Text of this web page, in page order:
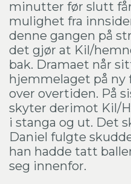
minutter før slutt
mulighet fra
denne gangen på
det gjør at Kil/
bak. Dramaet når
hjemmelaget på ny
over overtiden. På
skyter derimot Kil/
i stanga og ut. Det
Daniel fulgte
han hadde tatt
seg innenfor.